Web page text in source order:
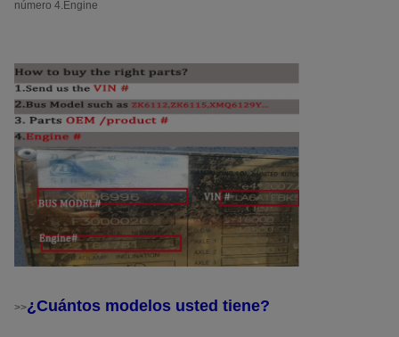
número 4.Engine
>>¿Cuántos modelos usted tiene?